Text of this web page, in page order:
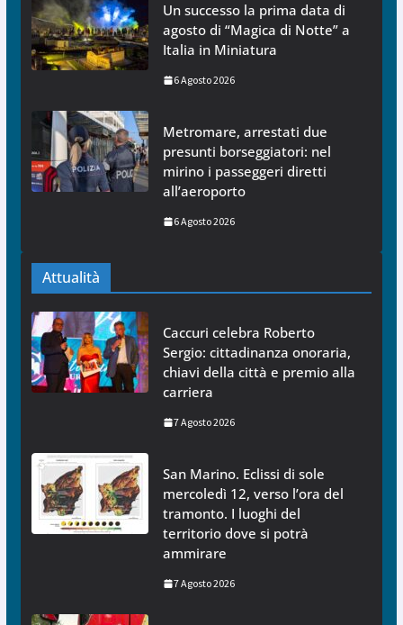
Un successo la prima data di
agosto di “Magica di Notte” a
Italia in Miniatura
6 Agosto 2026
Metromare, arrestati due
presunti borseggiatori: nel
mirino i passeggeri diretti
all’aeroporto
6 Agosto 2026
Attualità
Caccuri celebra Roberto
Sergio: cittadinanza onoraria,
chiavi della città e premio alla
carriera
7 Agosto 2026
San Marino. Eclissi di sole
mercoledì 12, verso l’ora del
tramonto. I luoghi del
territorio dove si potrà
ammirare
7 Agosto 2026